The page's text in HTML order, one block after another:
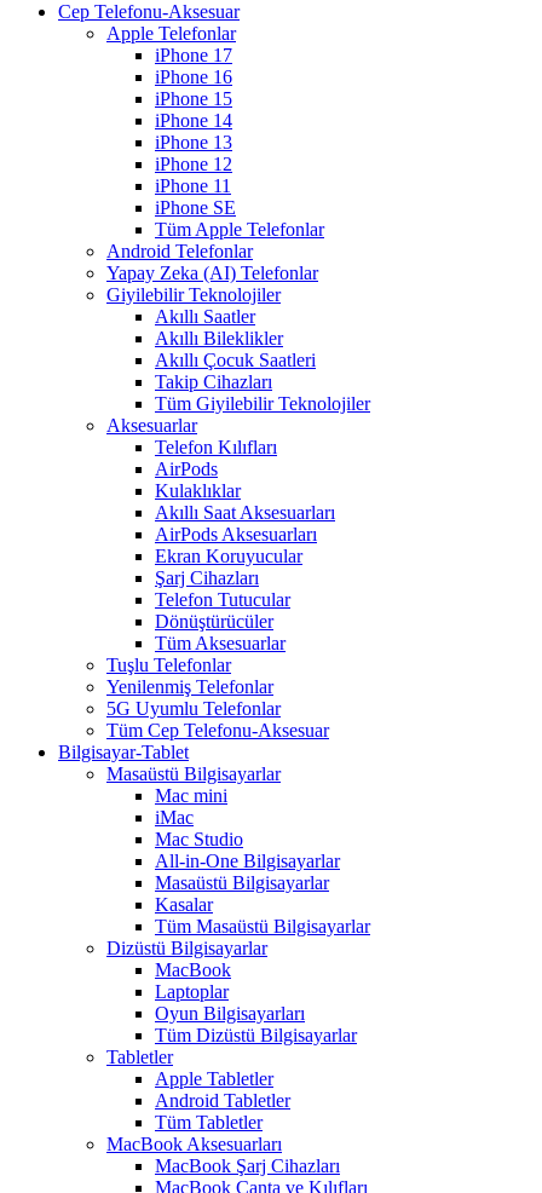
Cep Telefonu-Aksesuar
Apple Telefonlar
iPhone 17
iPhone 16
iPhone 15
iPhone 14
iPhone 13
iPhone 12
iPhone 11
iPhone SE
Tüm Apple Telefonlar
Android Telefonlar
Yapay Zeka (AI) Telefonlar
Giyilebilir Teknolojiler
Akıllı Saatler
Akıllı Bileklikler
Akıllı Çocuk Saatleri
Takip Cihazları
Tüm Giyilebilir Teknolojiler
Aksesuarlar
Telefon Kılıfları
AirPods
Kulaklıklar
Akıllı Saat Aksesuarları
AirPods Aksesuarları
Ekran Koruyucular
Şarj Cihazları
Telefon Tutucular
Dönüştürücüler
Tüm Aksesuarlar
Tuşlu Telefonlar
Yenilenmiş Telefonlar
5G Uyumlu Telefonlar
Tüm Cep Telefonu-Aksesuar
Bilgisayar-Tablet
Masaüstü Bilgisayarlar
Mac mini
iMac
Mac Studio
All-in-One Bilgisayarlar
Masaüstü Bilgisayarlar
Kasalar
Tüm Masaüstü Bilgisayarlar
Dizüstü Bilgisayarlar
MacBook
Laptoplar
Oyun Bilgisayarları
Tüm Dizüstü Bilgisayarlar
Tabletler
Apple Tabletler
Android Tabletler
Tüm Tabletler
MacBook Aksesuarları
MacBook Şarj Cihazları
MacBook Çanta ve Kılıfları